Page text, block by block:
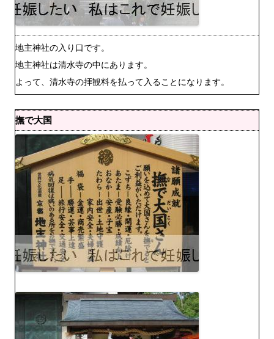
地主神社の入り口です。
地主神社は清水寺の中にあります。
よって、清水寺の拝観料を払って入ることになります。
撫で大国